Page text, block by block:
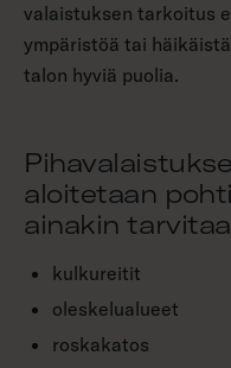
valaistuksen tarkoitus
ympäristöä tai
talon hyviä puolia.
aloitetaan
ainakin
kulkureitit
oleskelualueet
roskakatos